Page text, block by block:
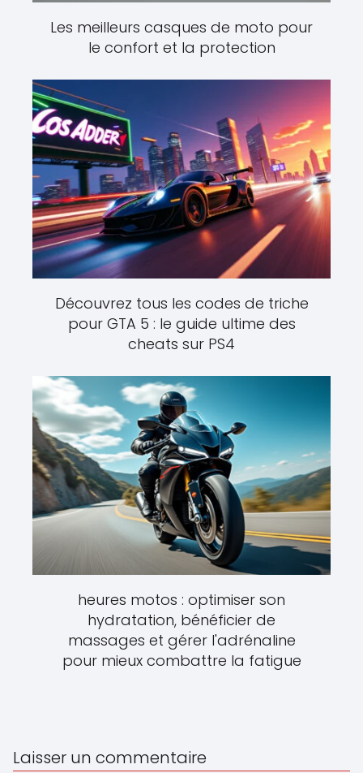
Les meilleurs casques de moto pour
le confort et la protection
Découvrez tous les codes de triche
pour GTA 5 : le guide ultime des
cheats sur PS4
heures motos : optimiser son
hydratation, bénéficier de
massages et gérer l'adrénaline
pour mieux combattre la fatigue
Laisser un commentaire